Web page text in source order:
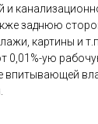
заднюю
картины и
0,01%-ую
впитывающей